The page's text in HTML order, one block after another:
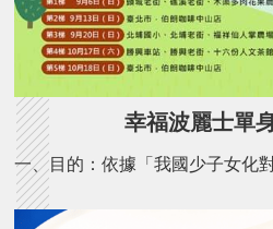
幸福波麗士單